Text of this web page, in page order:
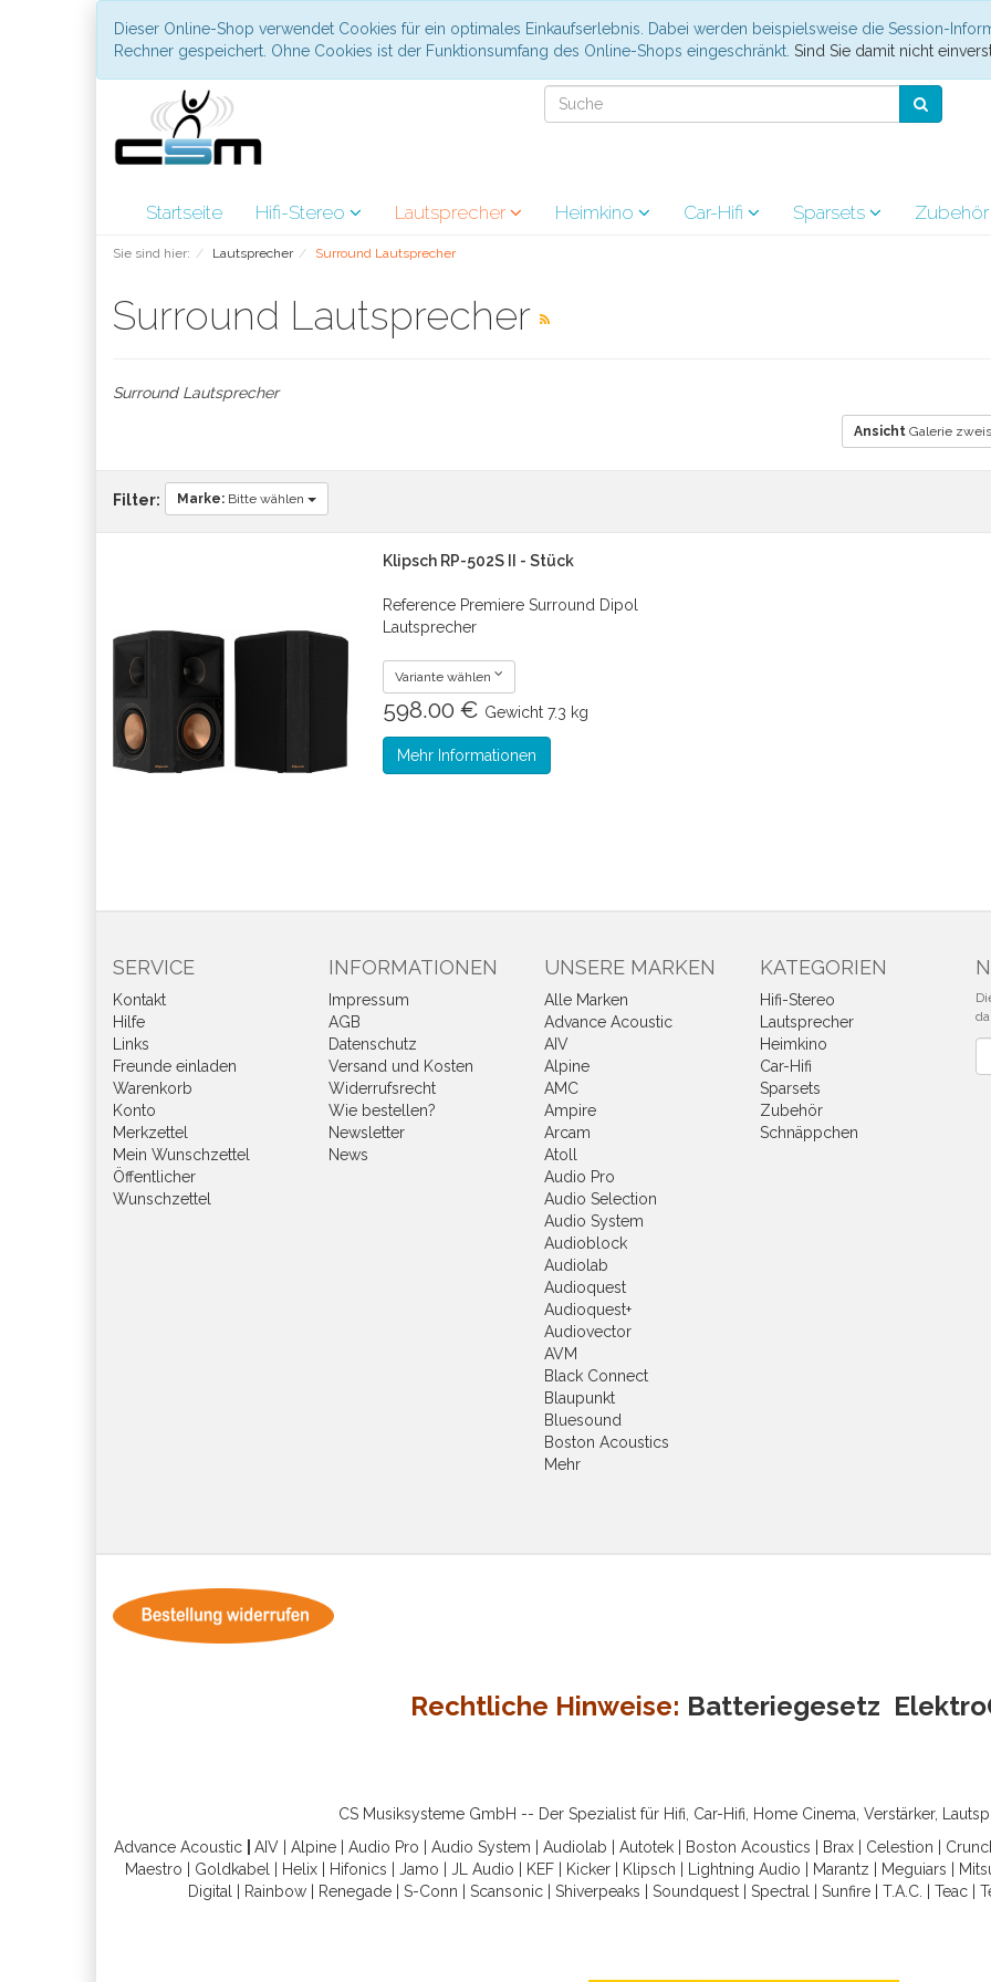
Dieser Online-Shop verwendet Cookies für ein optimales Einkaufserlebnis. Dabei werden beispielsweise die Session-
Rechner gespeichert. Ohne Cookies ist der Funktionsumfang des Online-Shops eingeschränkt. Sind Sie damit nicht
Startseite Hifi-Stereo Lautsprecher Heimkino Car-Hifi Sparsets
Sie sind hier: Lautsprecher Surround Lautsprecher
Surround Lautsprecher
Surround Lautsprecher
Ansicht Galerie
Filter: Marke: Bitte wählen
Klipsch RP-502S II - Stück
Reference Premiere Surround Dipol
Lautsprecher
Variante wählen
598.00 € Gewicht 7.3 kg
Mehr Informationen
SERVICE
Kontakt
Hilfe
Links
Freunde einladen
Warenkorb
Konto
Merkzettel
Mein Wunschzettel
Öffentlicher
Wunschzettel
INFORMATIONEN
Impressum
AGB
Datenschutz
Versand und Kosten
Widerrufsrecht
Wie bestellen?
Newsletter
News
UNSERE MARKEN
Alle Marken
Advance Acoustic
AIV
Alpine
AMC
Ampire
Arcam
Atoll
Audio Pro
Audio Selection
Audio System
Audioblock
Audiolab
Audioquest
Audioquest+
Audiovector
AVM
Black Connect
Blaupunkt
Bluesound
Boston Acoustics
Mehr
KATEGORIEN
Hifi-Stereo
Lautsprecher
Heimkino
Car-Hifi
Sparsets
Zubehör
Schnäppchen
Rechtliche Hinweise: Batteriegesetz
CS Musiksysteme GmbH -- Der Spezialist für Hifi, Car-Hifi, Home Cinema, Verstärker,
Advance Acoustic
AIV Alpine Audio Pro Audio System Audiolab Autotek Boston Acoustics Brax Celestion
Maestro
Goldkabel Helix| Hifonics Jamo JL Audio KEF| Kicker| Klipsch Lightning Audio Marantz Meguiars
Digital
Rainbow Renegade S-Conn Scansonic Shiverpeaks Soundquest Spectral Sunfire T.A.C. Teac